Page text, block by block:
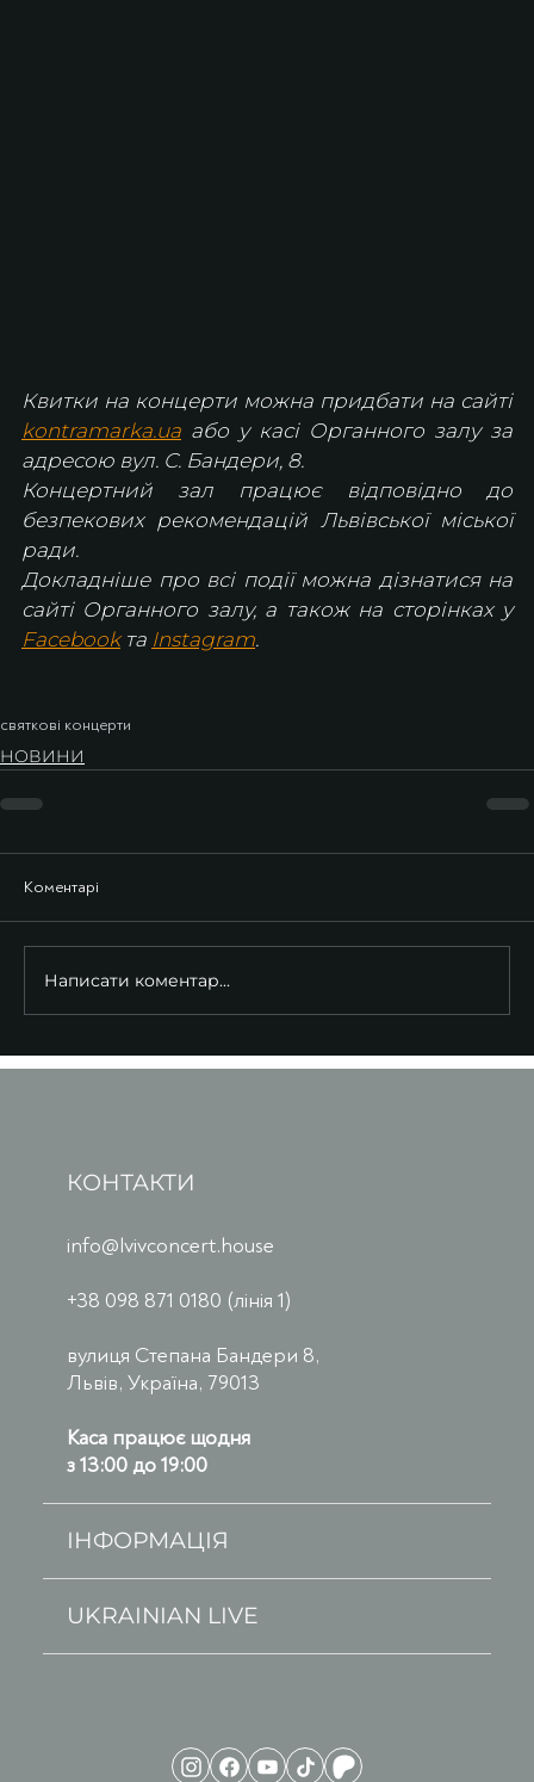
Квитки на концерти можна придбати на сайті
kontramarka.ua або у касі Органного залу за
адресою вул. С. Бандери, 8.
Концертний зал працює відповідно до
безпекових рекомендацій Львівської міської
ради.
Докладніше про всі події можна дізнатися на
сайті Органного залу, а також на сторінках у
Facebook та Instagram.
святкові концерти
НОВИНИ
Коментарі
Написати коментар...
КОНТАКТИ
info@lvivconcert.house
+38 098 871 0180 (лінія 1)
вулиця Степана Бандери 8,
Львів, Україна, 79013
Каса працює щодня
з 13:00 до 19:00
ІНФОРМАЦІЯ
UKRAINIAN LIVE